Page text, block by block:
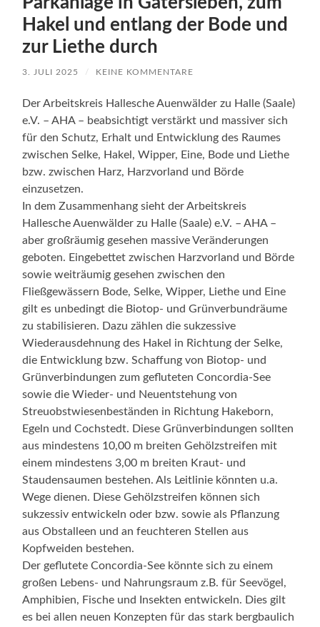
Hakel und entlang der Bode und
zur Liethe durch
3. JULI 2025 / KEINE KOMMENTARE
Der Arbeitskreis Hallesche Auenwälder zu Halle (Saale)
e.V. – AHA – beabsichtigt verstärkt und massiver sich
für den Schutz, Erhalt und Entwicklung des Raumes
zwischen Selke, Hakel, Wipper, Eine, Bode und Liethe
bzw. zwischen Harz, Harzvorland und Börde
einzusetzen.
In dem Zusammenhang sieht der Arbeitskreis
Hallesche Auenwälder zu Halle (Saale) e.V. – AHA –
aber großräumig gesehen massive Veränderungen
geboten. Eingebettet zwischen Harzvorland und Börde
sowie weiträumig gesehen zwischen den
Fließgewässern Bode, Selke, Wipper, Liethe und Eine
gilt es unbedingt die Biotop- und Grünverbundräume
zu stabilisieren. Dazu zählen die sukzessive
Wiederausdehnung des Hakel in Richtung der Selke,
die Entwicklung bzw. Schaffung von Biotop- und
Grünverbindungen zum gefluteten Concordia-See
sowie die Wieder- und Neuentstehung von
Streuobstwiesenbeständen in Richtung Hakeborn,
Egeln und Cochstedt. Diese Grünverbindungen sollten
aus mindestens 10,00 m breiten Gehölzstreifen mit
einem mindestens 3,00 m breiten Kraut- und
Staudensaumen bestehen. Als Leitlinie könnten u.a.
Wege dienen. Diese Gehölzstreifen können sich
sukzessiv entwickeln oder bzw. sowie als Pflanzung
aus Obstalleen und an feuchteren Stellen aus
Kopfweiden bestehen.
Der geflutete Concordia-See könnte sich zu einem
großen Lebens- und Nahrungsraum z.B. für Seevögel,
Amphibien, Fische und Insekten entwickeln. Dies gilt
es bei allen neuen Konzepten für das stark bergbaulich